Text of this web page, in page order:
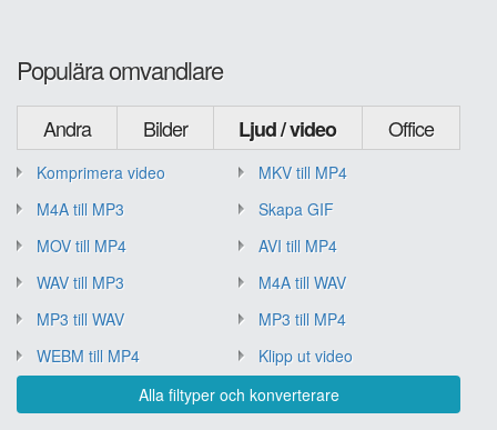
Populära omvandlare
Andra Bilder Ljud / video Office
Komprimera video
MKV till MP4
M4A till MP3
Skapa GIF
MOV till MP4
AVI till MP4
WAV till MP3
M4A till WAV
MP3 till WAV
MP3 till MP4
WEBM till MP4
Klipp ut video
Alla filtyper och konverterare